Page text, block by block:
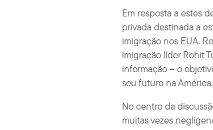
Em resposta a estes
privada destinada a
imigração nos EUA.
imigração líderRohit
informação – o
seu futuro na América.
No centro da
muitas vezes